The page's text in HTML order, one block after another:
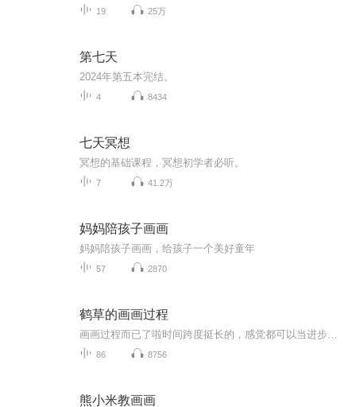
19 25万
第七天
2024年第五本完结。
4 8434
七天冥想
冥想的基础课程，冥想初学者必听。
7 41.2万
妈妈陪孩子画画
妈妈陪孩子画画，给孩子一个美好童年
57 2870
鹤草的画画过程
86 8756
熊小米教画画